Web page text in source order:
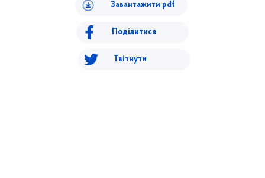
Завантажити pdf
Поділитися
Твітнути